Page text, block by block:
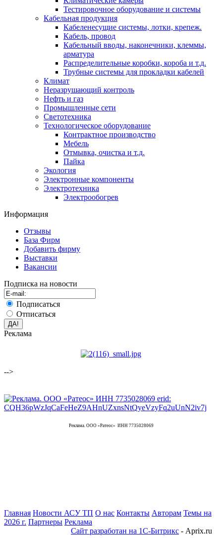
Тестировочное оборудование и системы
Кабельная продукция
Кабеленесущие системы, лотки, крепеж.
Кабель, провод
Кабельный вводы, наконечники, клеммы,
арматура
Распределительные коробки, короба и т.д.
Трубные системы для прокладки кабелей
Климат
Неразрушающий контроль
Нефть и газ
Промышленные сети
Светотехника
Технологическое оборудование
Контрактное производство
Мебель
Отмывка, очистка и т.д.
Пайка
Экология
Электронные компоненты
Электротехника
Электрообогрев
Информация
Отзывы
База Фирм
Добавить фирму
Выставки
Вакансии
Подписка на новости
Подписаться
Отписаться
Реклама
-->
Реклама. ООО «Ратеос» ИНН 7735028069
Главная Новости АСУ ТП О нас Контакты Авторам Темы на
2026 г. Партнеры Реклама
Сайт разработан на 1С-Битрикс - Aprix.ru